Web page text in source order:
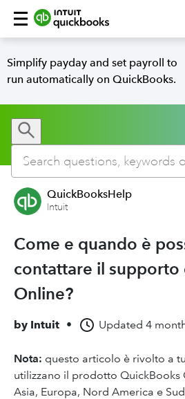
Simplify payday and set payroll to
run automatically on QuickBooks.
QuickBooksHelp
Intuit
Come e quando è
contattare il supporto
Online?
by Intuit • Updated 4
Nota: questo articolo è rivolto a
utilizzano il prodotto QuickBooks
Asia, Europa, Nord America e